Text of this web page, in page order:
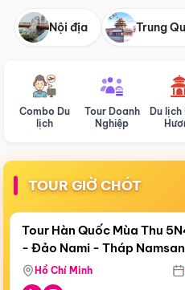
Nội địa Trung
Combo Du
lịch
Tour Doanh
Nghiệp
Du lịch
TOUR GIỜ CHÓT
Còn19 ngày 15:16:08
Tour Hàn Quốc Mùa Thu
- Đảo Nami - Tháp
Airways)
Hồ Chí Minh